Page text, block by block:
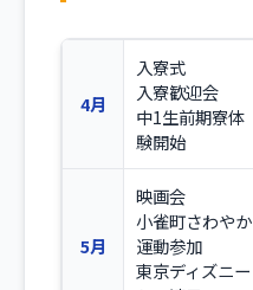
4月
入寮式
入寮歓迎会
中1生前期寮体
験開始
5月
映画会
小雀町さわやか
運動参加
東京ディズニー